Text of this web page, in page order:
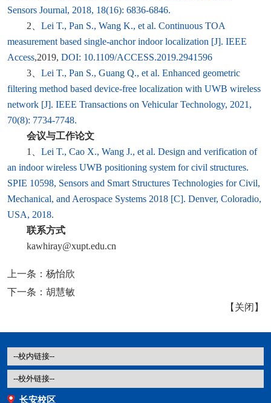
Sensors Journal, 2018, 18(16): 6836-6846.
2、 Lei T., Pan S., Wang K., et al. Continuous TOA
measurement based single-anchor indoor localization [J]. IEEE
Access,2019, DOI: 10.1109/ACCESS.2019.2941596
3、 Lei T., Pan S., Guang Q., et al. Enhanced geometric
filtering method based device-free localization with UWB wireless
network [J]. IEEE Transactions on Vehicular Technology, 2021,
70(8): 7734-7748.
会议与工作论文
1、 Lei T., Cao X., Wang J., et al. Design and verification of
an indoor wireless UWB positioning system for civil structures.
SPIE 10598, Sensors and Smart Structures Technologies for Civil,
Mechanical, and Aerospace Systems 2018 [C]. Denver, Coloradio,
USA, 2018.
联系方式
kawhiray@xupt.edu.cn
上一条： 杨怡欣
下一条： 胡慧敏
【 关闭 】
长安校区